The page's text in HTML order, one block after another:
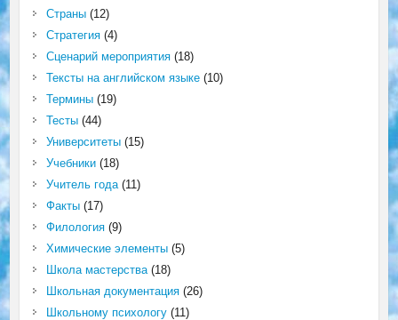
Страны(12)
Стратегия(4)
Сценарий мероприятия(18)
Тексты на английском языке(10)
Термины(19)
Тесты(44)
Университеты(15)
Учебники(18)
Учитель года(11)
Факты(17)
Филология(9)
Химические элементы(5)
Школа мастерства(18)
Школьная документация(26)
Школьному психологу(11)